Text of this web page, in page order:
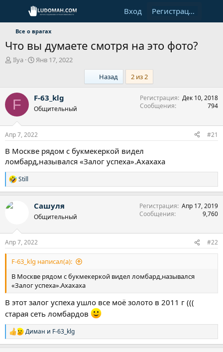
Вход Регистрация
Все о врагах
Что вы думаете смотря на это фото?
А
р
т
м
Ilya
Д
н
ч
л
а
Янв 17, 2022
Назад 2 из 2
F F-63_klg
Общительный
Регистрация Дек 10, 2018
Сообщения
794
Апр 7, 2022 #21
В Москве рядом с букмекеркой видел
ломбард,назывался «Залог успеха».Ахахаха
Р
е
к
Still
Сашуля
Общительный
Регистрация Апр 17, 2019
Сообщения
9,760
Апр 7, 2022 #22
F-63_klg написал(а):
В Москве рядом с букмекеркой видел ломбард,назывался
«Залог успеха».Ахахаха
В этот залог успеха ушло все моё золото в 2011 г (((
старая сеть ломбардов
Р
е
Диман и F-63_klg